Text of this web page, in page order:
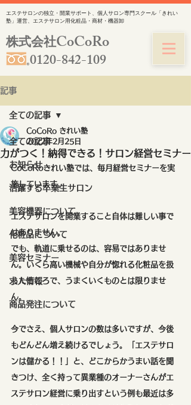
エステサロンの独立・開業サポート、個人サロン専門スクール「きれい
塾」運営、エステサロン用化粧品・商材・機器卸
株式会社CoCoRo
0120-842-109
記事
全ての記事
お知らせ
活躍する卒業生サロン
美容機器について
化粧品について
美容セミナー
求人情報
商品発注について
全ての記事
力がつく！納得できる！サロン経営セミナー
CoCoRo きれい塾
2022年2月25日
CoCoRoきれい塾では、毎月経営セミナーを実
施しています。
エステサロンを開業すること自体は難しい事で
はありません。
でも、軌道に乗せるのは、容易ではありませ
ん。いくら高い機械や自分が惚れる化粧品を扱
ったところで、うまくいくものとは限りませ
ん。
今でさえ、個人サロンの数は多いですが、今後
もどんどん増え続けるでしょう。「エステサロ
ンは儲かる！！」と、どこからかうまい話を聞
きつけ、全く持って異業種のオーナーさんがエ
ステサロン経営に乗り出すという例も最近は多